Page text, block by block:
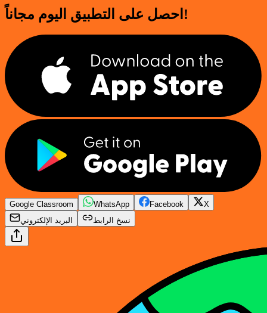
احصل على التطبيق اليوم مجاناً!
Google Classroom WhatsApp Facebook
X
البريد الإلكتروني
نسخ الرابط